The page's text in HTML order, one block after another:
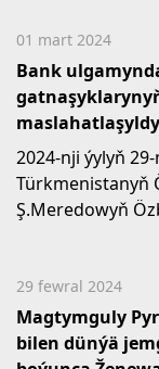
01 mart 2024
Bank
maslahatlaşyldy
2024-nji ýylyň
Türkmenistanyň
Ş.Meredowyň
29 fewral 2024
Magtymguly
bilen dünýä